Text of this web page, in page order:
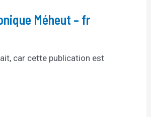
Méheut – fr
car cette publication est